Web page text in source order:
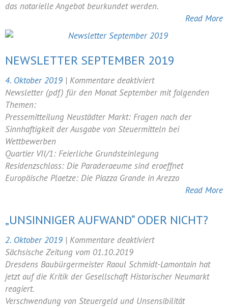
das notarielle Angebot beurkundet werden.
Read More
NEWSLETTER SEPTEMBER 2019
4. Oktober 2019 | Kommentare deaktiviertfür
Newsletter
2019
Newsletter (pdf) für den Monat September mit folgenden
Themen:
Pressemitteilung Neustädter Markt: Fragen nach der
Sinnhaftigkeit der Ausgabe von Steuermitteln bei
Wettbewerben
Quartier VII/1: Feierliche Grundsteinlegung
Residenzschloss: Die Paraderaeume sind eroeffnet
Europäische Plaetze: Die Piazza Grande in Arezzo
Read More
„UNSINNIGER AUFWAND“ ODER NICHT?
2. Oktober 2019 | Kommentare deaktiviertfür
Aufwand“
oder
Sächsische Zeitung vom 01.10.2019
Dresdens Baubürgermeister Raoul Schmidt-Lamontain hat
jetzt auf die Kritik der Gesellschaft Historischer Neumarkt
reagiert.
Verschwendung von Steuergeld und Unsensibilität